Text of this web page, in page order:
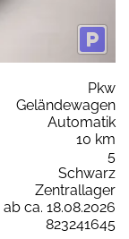
Pkw
Geländewagen
Automatik
10 km
5
Schwarz
Zentrallager
ab ca. 18.08.2026
823241645